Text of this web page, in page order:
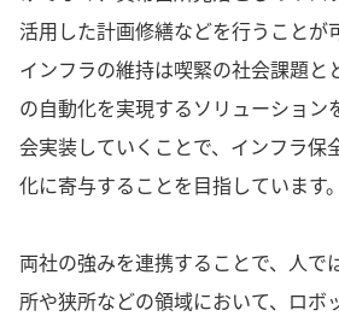
活用した計画修繕などを行うことが
インフラの維持は喫緊の社会課題と
の自動化を実現するソリューション
会実装していくことで、インフラ保
化に寄与することを目指しています。
両社の強みを連携することで、人で
所や狭所などの領域において、ロボ